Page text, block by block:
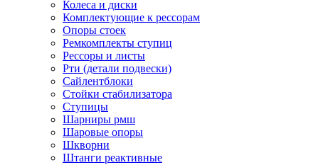
Колеса и диски
Комплектующие к рессорам
Опоры стоек
Ремкомплекты ступиц
Рессоры и листы
Рти (детали подвески)
Сайлентблоки
Стойки стабилизатора
Ступицы
Шарниры рмш
Шаровые опоры
Шкворни
Штанги реактивные